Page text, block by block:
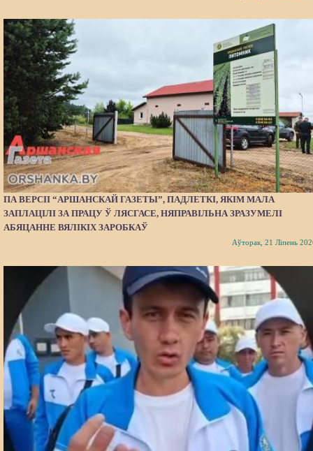
ПА ВЕРСІІ “АРШАНСКАЙ ГАЗЕТЫ”, ПАДЛЕТКІ, ЯКІМ МАЛА
ЗАПЛАЦІЛІ ЗА ПРАЦУ Ў ЛЯСГАСЕ, НЯПРАВІЛЬНА ЗРАЗУМЕЛІ
АБЯЦАННЕ ВЯЛІКІХ ЗАРОБКАЎ
Аўторак, 21 Ліпень